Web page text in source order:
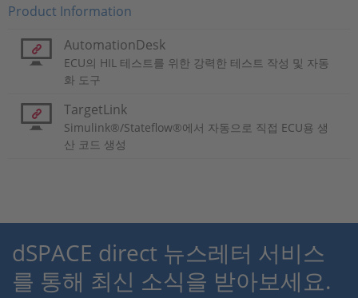
Product Information
AutomationDesk
ECU의 HIL 테스트를 위한 강력한 테스트 작성 및 자동
화 도구
TargetLink
Simulink®/Stateflow®에서 자동으로 직접 ECU용 생
산 코드 생성
dSPACE direct 뉴스레터 서비스
를 통해 최신 소식을 받아보세요.